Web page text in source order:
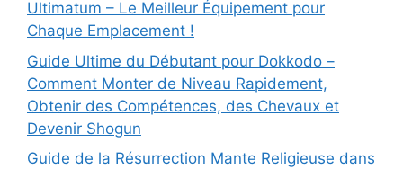
Ultimatum – Le Meilleur Équipement pour
Chaque Emplacement !
Guide Ultime du Débutant pour Dokkodo –
Comment Monter de Niveau Rapidement,
Obtenir des Compétences, des Chevaux et
Devenir Shogun
Guide de la Résurrection Mante Religieuse dans